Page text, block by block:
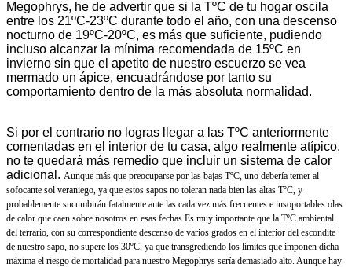
Megophrys, he de advertir que si la TºC de tu hogar oscila
entre los 21ºC-23ºC durante todo el año, con una descenso
nocturno de 19ºC-20ºC, es más que suficiente, pudiendo
incluso alcanzar la mínima recomendada de 15ºC en
invierno sin que el apetito de nuestro escuerzo se vea
mermado un ápice, encuadrándose por tanto su
comportamiento dentro de la más absoluta normalidad.
Si por el contrario no logras llegar a las TºC anteriormente
comentadas en el interior de tu casa, algo realmente atípico,
no te quedará más remedio que incluir un sistema de calor
adicional. Aunque más que preocuparse por las bajas TºC, uno debería temer al
sofocante sol veraniego, ya que estos sapos no toleran nada bien las altas TºC, y
probablemente sucumbirán fatalmente ante las cada vez más frecuentes e insoportables olas
de calor que caen sobre nosotros en esas fechas.Es muy importante que la TºC ambiental
del terrario, con su correspondiente descenso de varios grados en el interior del escondite
de nuestro sapo, no supere los 30ºC, ya que transgrediendo los límites que imponen dicha
máxima el riesgo de mortalidad para nuestro Megophrys sería demasiado alto. Aunque hay